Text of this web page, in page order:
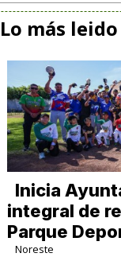
Lo más leido
Inicia
integral de
Parque
Noreste